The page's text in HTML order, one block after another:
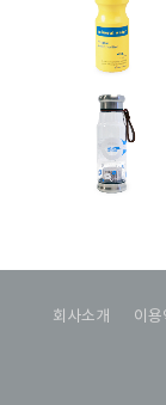
회사소개 이용